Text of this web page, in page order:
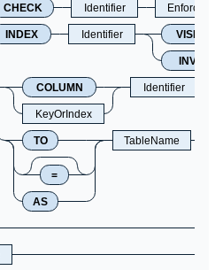
CHECK Identifier
INDEX Identifier VISIBLE
COLUMN
KeyOrIndex
Identifier
TO
=
AS
TableName